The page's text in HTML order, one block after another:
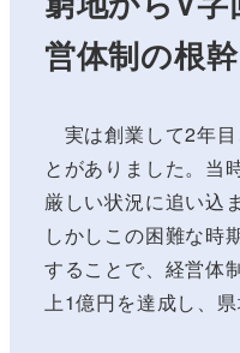
営体制の根
実は創業して2年目
とがありました。当
厳しい状況に追い込
しかしこの困難な時
することで、経営体
上1億円を達成し、